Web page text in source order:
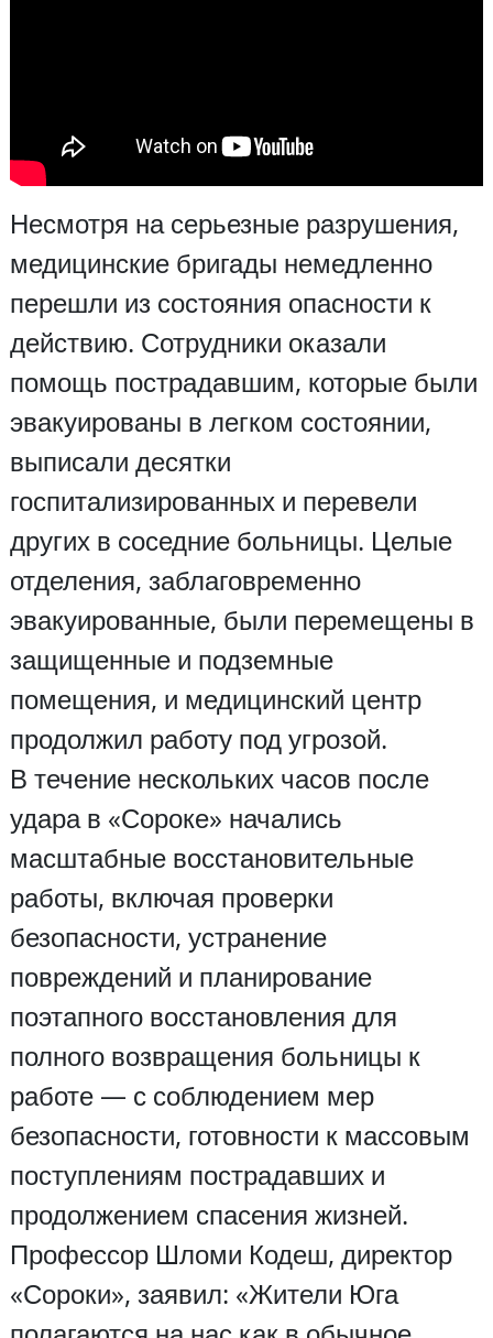
Несмотря на серьезные разрушения,
медицинские бригады немедленно
перешли из состояния опасности к
действию. Сотрудники оказали
помощь пострадавшим, которые были
эвакуированы в легком состоянии,
выписали десятки
госпитализированных и перевели
других в соседние больницы. Целые
отделения, заблаговременно
эвакуированные, были перемещены в
защищенные и подземные
помещения, и медицинский центр
продолжил работу под угрозой.
В течение нескольких часов после
удара в «Сороке» начались
масштабные восстановительные
работы, включая проверки
безопасности, устранение
повреждений и планирование
поэтапного восстановления для
полного возвращения больницы к
работе — с соблюдением мер
безопасности, готовности к массовым
поступлениям пострадавших и
продолжением спасения жизней.
Профессор Шломи Кодеш, директор
«Сороки», заявил: «Жители Юга